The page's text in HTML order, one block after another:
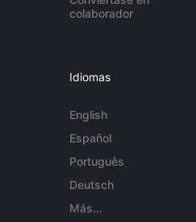
colaborador
Idiomas
English
Español
Português
Deutsch
Más...